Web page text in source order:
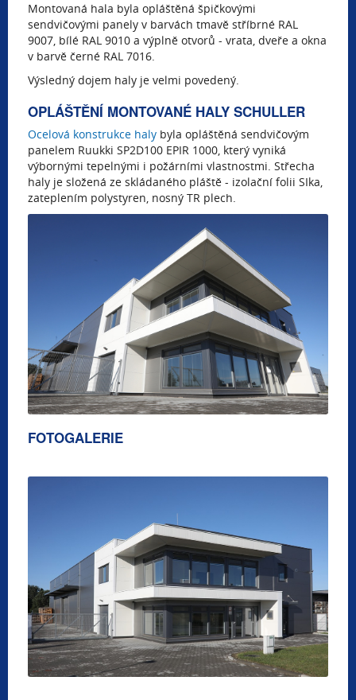
Montovaná hala byla opláštěná špičkovými
sendvičovými panely v barvách tmavě stříbrné RAL
9007, bílé RAL 9010 a výplně otvorů - vrata, dveře a okna
v barvě černé RAL 7016.
Výsledný dojem haly je velmi povedený.
OPLÁŠTĚNÍ MONTOVANÉ HALY SCHULLER
Ocelová konstrukce haly byla opláštěná sendvičovým
panelem Ruukki SP2D100 EPIR 1000, který vyniká
výbornými tepelnými i požárními vlastnostmi. Střecha
haly je složená ze skládaného pláště - izolační folii SIka,
zateplením polystyren, nosný TR plech.
FOTOGALERIE